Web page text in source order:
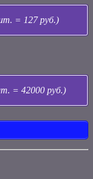
= 127 руб.)
= 42000 руб.)